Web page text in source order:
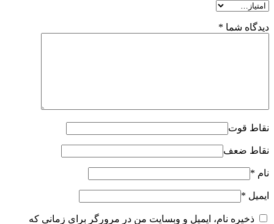
دیدگاه شما *
نقاط قوت
نقاط ضعف
نام *
ایمیل *
ذخیره نام، ایمیل و وبسایت من در مرورگر برای زمانی که